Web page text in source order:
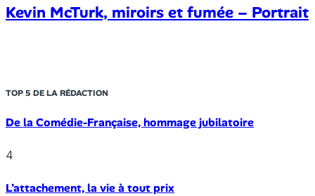
Kevin McTurk, miroirs et fumée – Portrait
TOP 5 DE LA RÉDACTION
De la Comédie-Française, hommage jubilatoire
4
L’attachement, la vie à tout prix